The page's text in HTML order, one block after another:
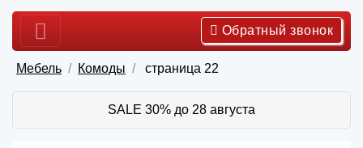
Обратный звонок
Мебель Комоды страница 22
SALE 30% до 28 августа